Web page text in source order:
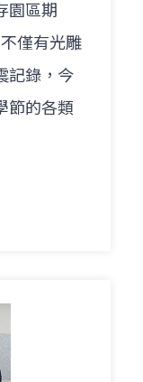
園區期
僅有光雕
記錄，今
節的各類